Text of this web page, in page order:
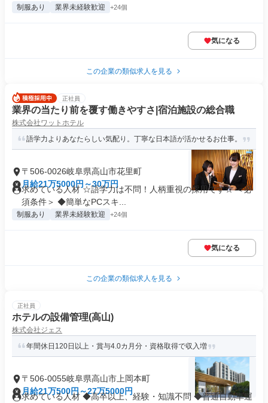
制服あり 業界未経験歓迎 +24個
気になる
この企業の類似求人を見る
正社員
業界の当たり前を覆す働きやすさ|宿泊施設の総合職
株式会社ワットホテル
語学力よりあなたらしい気配り。丁寧な日本語が活かせるお仕事。
〒506-0026岐阜県高山市花里町
月給21万5000円～30万円
求めている人材 ☆語学力は不問！人柄重視の採用です☆ ＜必
須条件＞ ◆簡単なPCスキ...
制服あり 業界未経験歓迎 +24個
気になる
この企業の類似求人を見る
正社員
ホテルの設備管理(高山)
株式会社ジェス
年間休日120日以上・賞与4.0カ月分・資格取得で収入増
〒506-0055岐阜県高山市上岡本町
月給21万500円～27万5000円
求めている人材 ◆高卒以上、経験・知識不問 ◆普通自動車運